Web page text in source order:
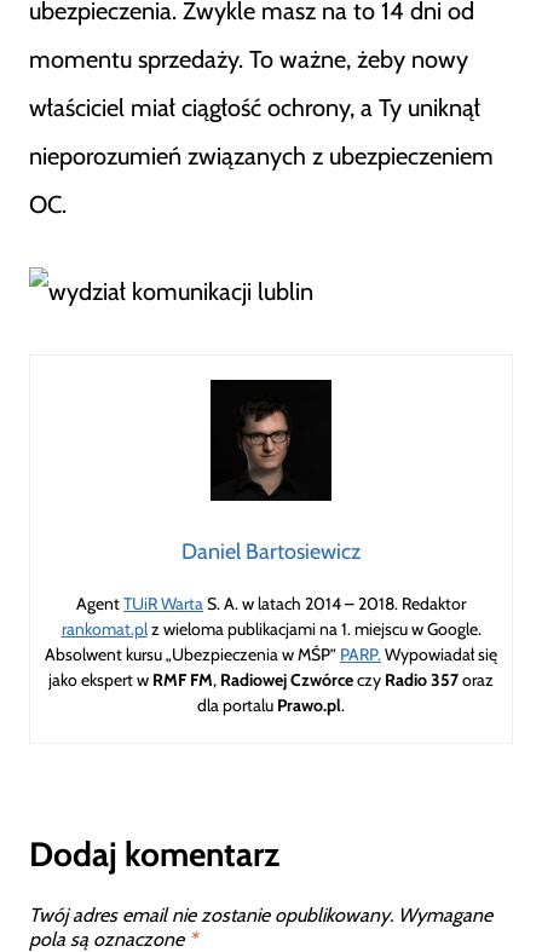
ubezpieczenia. Zwykle masz na to 14 dni od
momentu sprzedaży. To ważne, żeby nowy
właściciel miał ciągłość ochrony, a Ty uniknął
nieporozumień związanych z ubezpieczeniem
OC.
Daniel Bartosiewicz
AgentTUiR WartaS. A. w latach 2014 – 2018. Redaktor
rankomat.plz wieloma publikacjami na 1. miejscu w Google.
Absolwent kursu „Ubezpieczenia w MŚP” PARP.Wypowiadał się
jako ekspert w RMF FM, Radiowej Czwórceczy Radio 357oraz
dla portalu Prawo.pl.
Dodaj komentarz
Twój adres email nie zostanie opublikowany. Wymagane
pola są oznaczone *